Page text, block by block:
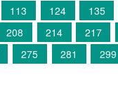
113 124 135
208 214 217
275 281 299